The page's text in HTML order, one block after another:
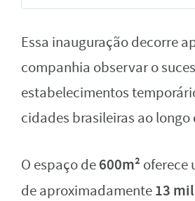
Essa inauguração decorre
companhia observar o
estabelecimentos
cidades brasileiras ao longo
O espaço de600m² oferece
de aproximadamente13